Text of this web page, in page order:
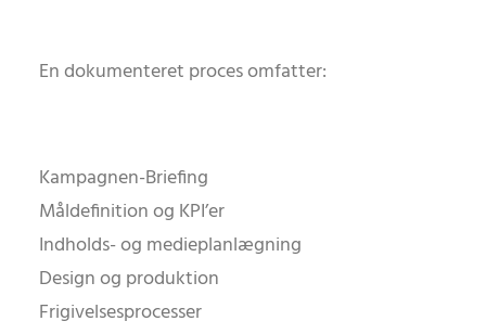
En dokumenteret proces omfatter:
Kampagnen-Briefing
Måldefinition og KPI’er
Indholds- og medieplanlægning
Design og produktion
Frigivelsesprocesser